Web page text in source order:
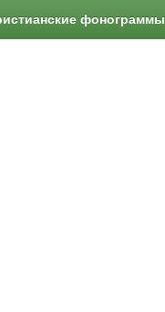
фонограммы